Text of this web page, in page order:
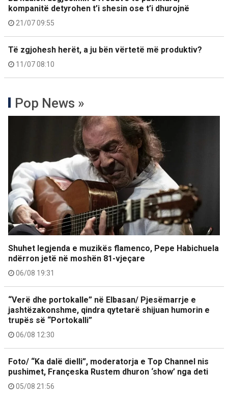
kompanitë detyrohen t’i shesin ose t’i dhurojnë
21/07 09:55
Të zgjohesh herët, a ju bën vërtetë më produktiv?
11/07 08:10
Pop News »
Shuhet legjenda e muzikës flamenco, Pepe Habichuela
ndërron jetë në moshën 81-vjeçare
06/08 19:31
“Verë dhe portokalle” në Elbasan/ Pjesëmarrje e
jashtëzakonshme, qindra qytetarë shijuan humorin e
trupës së “Portokalli”
06/08 12:30
Foto/ “Ka dalë dielli”, moderatorja e Top Channel nis
pushimet, Françeska Rustem dhuron ‘show’ nga deti
05/08 21:56